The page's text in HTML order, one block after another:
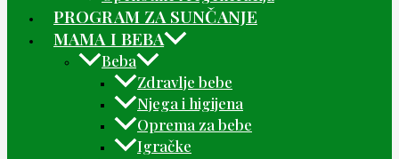
PROGRAM ZA SUNČANJE
MAMA I BEBA
Beba
Zdravlje bebe
Njega i higijena
Oprema za bebe
Igračke